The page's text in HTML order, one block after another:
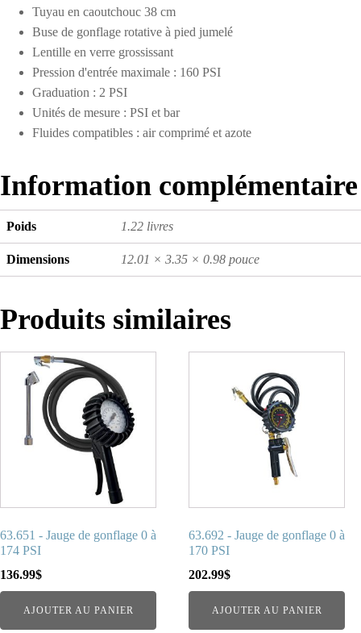
Tuyau en caoutchouc 38 cm
Buse de gonflage rotative à pied jumelé
Lentille en verre grossissant
Pression d'entrée maximale : 160 PSI
Graduation : 2 PSI
Unités de mesure : PSI et bar
Fluides compatibles : air comprimé et azote
Information complémentaire
Poids 1.22 livres
Dimensions 12.01 × 3.35 × 0.98 pouce
Produits similaires
63.651 - Jauge de gonflage 0 à
174 PSI
136.99$
AJOUTER AU PANIER
63.692 - Jauge de gonflage 0 à
170 PSI
202.99$
AJOUTER AU PANIER